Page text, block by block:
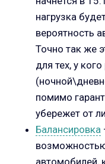
нагрузка
вероятность
Точно так же
для тех, у
помимо
убережет от
Балансировка
автомобилей,